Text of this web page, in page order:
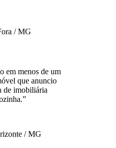
/ MG
em menos de um
que anuncio
de imobiliária
”
/ MG